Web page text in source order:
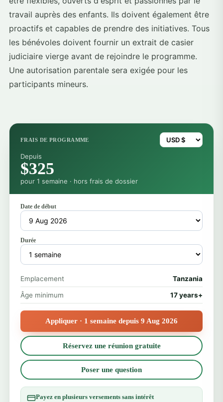
travail auprès des enfants. Ils doivent également être
proactifs et capables de prendre des initiatives. Tous
les bénévoles doivent fournir un extrait de casier
judiciaire vierge avant de rejoindre le programme.
Une autorisation parentale sera exigée pour les
participants mineurs.
FRAIS DE PROGRAMME
Depuis
$325
pour 1 semaine · hors frais de dossier
Date de début
Durée
Emplacement Tanzania
Âge minimum 17 years+
Appliquer · 1 semaine depuis 9 Aug 2026
Réservez une réunion gratuite
Poser une question
Payez en plusieurs versements sans intérêt